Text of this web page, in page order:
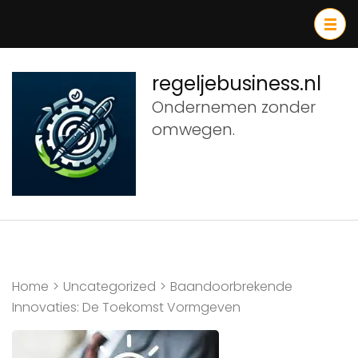
inhoud
(druk
Enter)
regeljebusiness.nl
Ondernemen zonder
omwegen.
Home > Uncategorized > Baandoorbrekende
Innovaties: De Toekomst Vormgeven